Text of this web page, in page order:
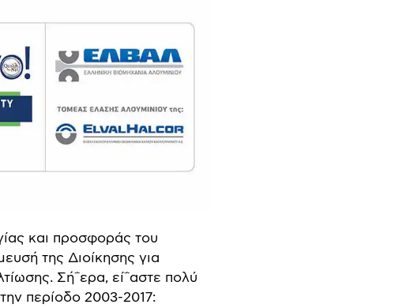
και προσφοράς του
της Διοίκησης για
Σή΅ερα, εί΅αστε πολύ
περίοδο 2003-2017: